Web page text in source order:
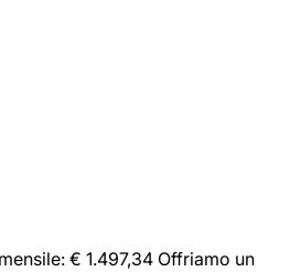
€ 1.497,34 Offriamo un